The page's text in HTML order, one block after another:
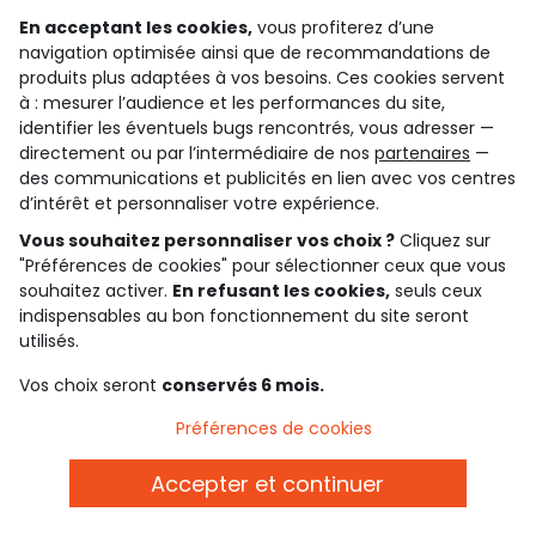
Gardez le contact avec Tape à l’Oeil, inscrivez-
vous à la newsletter !
Je m'inscris
Rejoignez la communauté !
4.6/5
Basé sur 7 323 avis soumis à un contrôle
Voir l’attestation de confiance
Découvrir notre application
En acceptant les cookies, vous profiterez d’une
navigation optimisée ainsi que de recommandations de
produits plus adaptées à vos besoins. Ces cookies servent
à : mesurer l’audience et les performances du site,
identifier les éventuels bugs rencontrés, vous adresser —
directement ou par l’intermédiaire de nos partenaires —
des communications et publicités en lien avec vos centres
d’intérêt et personnaliser votre expérience.
Vous souhaitez personnaliser vos choix ? Cliquez sur
"Préférences de cookies" pour sélectionner ceux que vous
souhaitez activer. En refusant les cookies, seuls ceux
indispensables au bon fonctionnement du site seront
utilisés.
Vos choix seront conservés 6 mois.
Préférences de cookies
Accepter et continuer